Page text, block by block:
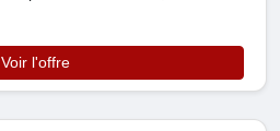
Voir l'offre